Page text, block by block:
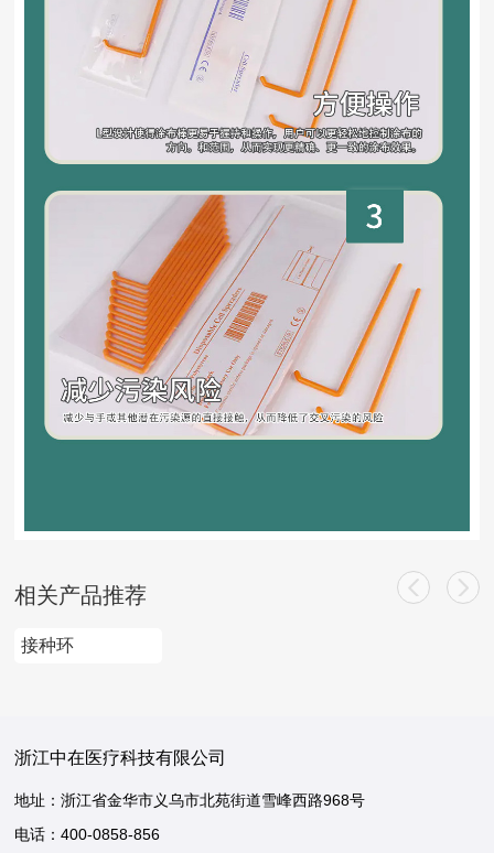
相关产品推荐
接种环
浙江中在医疗科技有限公司
地址：浙江省金华市义乌市北苑街道雪峰西路968号
电话：400-0858-856